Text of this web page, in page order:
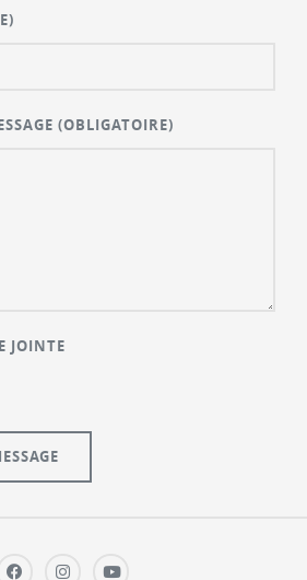
(OBLIGATOIRE)
JOINTE